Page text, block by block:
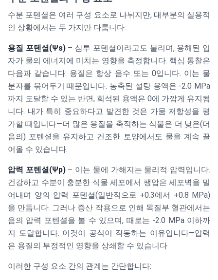
수분 포텐셜은 여러 구성 요소로 나뉘지만, 대부분의 실용적
인 상황에서는 두 가지만 다룹니다:
용질 포텐셜(Ψs)– 삼투 포텐셜이라고도 불리며, 용해된 입
자가 물의 에너지에 미치는 영향을 측정합니다. 핵심 통찰은
다음과 같습니다: 용질은 항상 음수 또는 0입니다. 이는 물
분자를 묶어두기 때문입니다. 농축된 설탕 용액은 -2.0 MPa
까지 도달할 수 있는 반면, 희석된 용액은 0에 가깝게 유지됩
니다. 내가 특히 중요하다고 발견한 것은 가뭄 저항성을 평
가할 때입니다—더 많은 용질을 축적하는 식물은 더 낮은(더
음의) 포텐셜을 유지하고 건조한 토양에서도 물을 계속 끌
어올 수 있습니다.
압력 포텐셜(Ψp)– 이는 물에 가해지는 물리적 압력입니다.
건강하고 수분이 충분한 식물 세포에서 팽압은 세포벽을 밀
어내며 양의 압력 포텐셜(일반적으로 +0.3에서 +0.8 MPa)
을 만듭니다. 그러나 증산 작용으로 인해 목질부 혈관에서는
음의 압력 포텐셜을 볼 수 있으며, 때로는 -2.0 MPa 이하까
지 도달합니다. 이것이 공식이 작동하는 이유입니다—압력
은 용질의 부정적인 영향을 상쇄할 수 있습니다.
이러한 구성 요소 간의 관계는 간단합니다: